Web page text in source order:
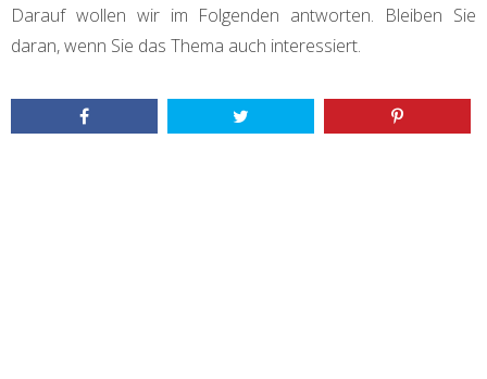
Darauf wollen wir im Folgenden antworten. Bleiben Sie
daran, wenn Sie das Thema auch interessiert.